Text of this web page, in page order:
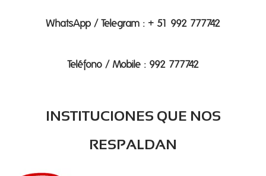
WhatsApp / Telegram : + 51 992 777742
Teléfono / Mobile : 992 777742
INSTITUCIONES QUE NOS
RESPALDAN